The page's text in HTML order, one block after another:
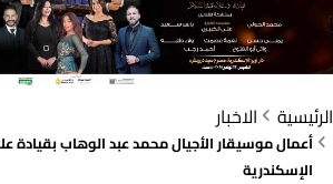
الرئيسية الاخبار
أعمال موسيقار الأجيال محمد عبد الوهاب بقيادة
الإسكندرية